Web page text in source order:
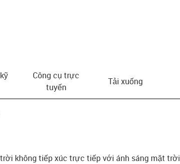
Công cụ trực
tuyến
Tải xuống
không tiếp xúc trực tiếp với ánh sáng mặt trời